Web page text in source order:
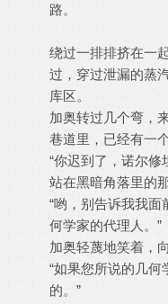
路。
绕过一排排挤在一
过，穿过泄漏的蒸
库区。
加奥转过几个弯，
巷道里，已经有一
“你迟到了，诺尔修
站在黑暗角落里的
“哟，别告诉我我
何学家的代理人。”
加奥轻蔑地笑着，
“如果您所说的几
的。”